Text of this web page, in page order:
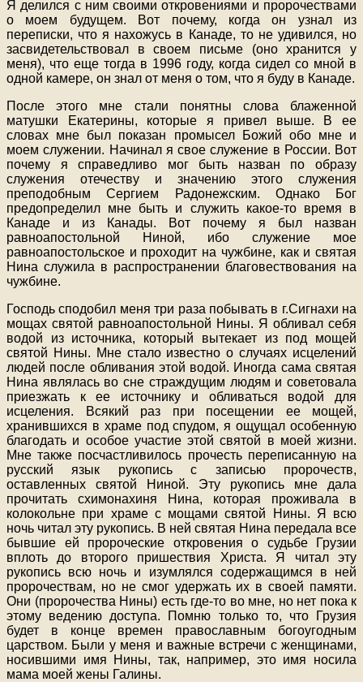
Я делился с ним своими откровениями и пророчествами
о моем будущем. Вот почему, когда он узнал из
переписки, что я нахожусь в Канаде, то не удивился, но
засвидетельствовал в своем письме (оно хранится у
меня), что еще тогда в 1996 году, когда сидел со мной в
одной камере, он знал от меня о том, что я буду в Канаде.
После этого мне стали понятны слова блаженной
матушки Екатерины, которые я привел выше. В ее
словах мне был показан промысел Божий обо мне и
моем служении. Начинал я свое служение в России. Вот
почему я справедливо мог быть назван по образу
служения отечеству и значению этого служения
преподобным Сергием Радонежским. Однако Бог
предопределил мне быть и служить какое-то время в
Канаде и из Канады. Вот почему я был назван
равноапостольной Ниной, ибо служение мое
равноапостольское и проходит на чужбине, как и святая
Нина служила в распространении благовествования на
чужбине.
Господь сподобил меня три раза побывать в г.Сигнахи на
мощах святой равноапостольной Нины. Я обливал себя
водой из источника, который вытекает из под мощей
святой Нины. Мне стало известно о случаях исцелений
людей после обливания этой водой. Иногда сама святая
Нина являлась во сне страждущим людям и советовала
приезжать к ее источнику и обливаться водой для
исцеления. Всякий раз при посещении ее мощей,
хранившихся в храме под спудом, я ощущал особенную
благодать и особое участие этой святой в моей жизни.
Мне также посчастливилось прочесть переписанную на
русский язык рукопись с записью пророчеств,
оставленных святой Ниной. Эту рукопись мне дала
прочитать схимонахиня Нина, которая проживала в
колокольне при храме с мощами святой Нины. Я всю
ночь читал эту рукопись. В ней святая Нина передала все
бывшие ей пророческие откровения о судьбе Грузии
вплоть до второго пришествия Христа. Я читал эту
рукопись всю ночь и изумлялся содержащимся в ней
пророчествам, но не смог удержать их в своей памяти.
Они (пророчества Нины) есть где-то во мне, но нет пока к
этому ведению доступа. Помню только то, что Грузия
будет в конце времен православным богоугодным
царством. Были у меня и важные встречи с женщинами,
носившими имя Нины, так, например, это имя носила
мама моей жены Галины.